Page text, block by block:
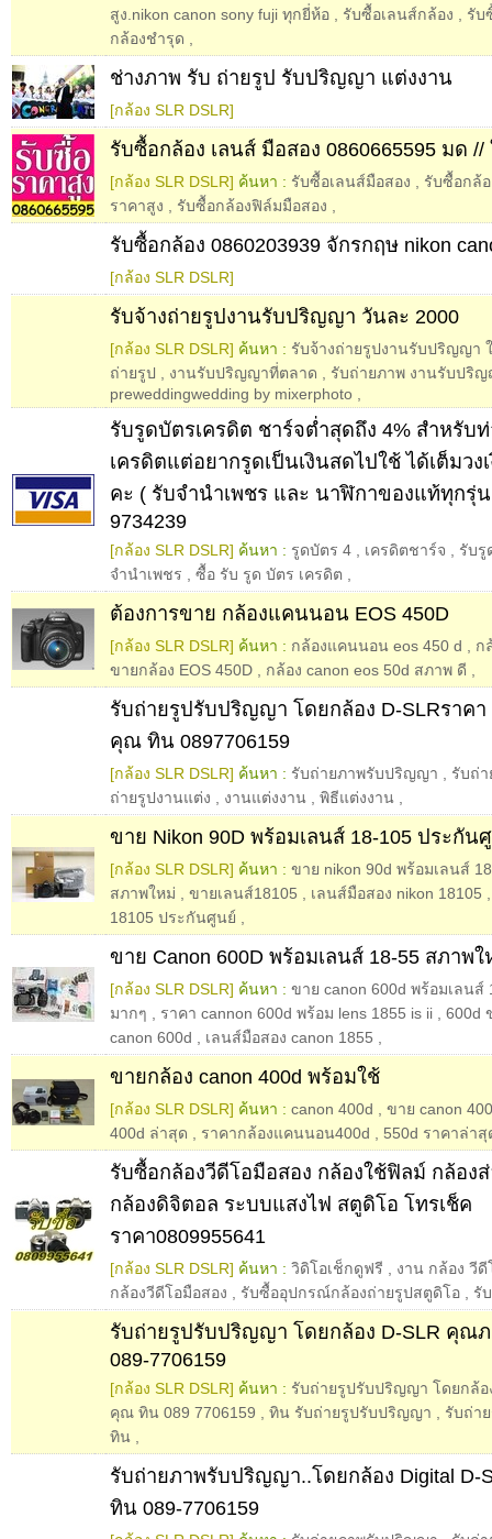
สูง.nikon canon sony fuji ทุกยี่ห้อ
รับซื้อเลนส์กล้อง
รับ
กล้องชำรุด
ช่างภาพ รับ ถ่ายรูป รับปริญญา แต่งงาน
[กล้อง SLR DSLR]
รับซื้อกล้อง เลนส์ มือสอง 0860665595 มด //
[กล้อง SLR DSLR] ค้นหา : รับซื้อเลนส์มือสอง
รับซื้อกล้
ราคาสูง
รับซื้อกล้องฟิล์มมือสอง
รับซื้อกล้อง 0860203939 จักรกฤษ nikon
[กล้อง SLR DSLR]
รับจ้างถ่ายรูปงานรับปริญญา วันละ 2000
[กล้อง SLR DSLR] ค้นหา : รับจ้างถ่ายรูปงานรับปริญญา
ถ่ายรูป
งานรับปริญญาที่ตลาด
รับถ่ายภาพ งานรับปริ
preweddingwedding by mixerphoto
รับรูดบัตรเครดิต ชาร์จต่ำสุดถึง 4% สำหรับ
เครดิตแต่อยากรูดเป็นเงินสดไปใช้ ได้เต็มวง
คะ ( รับจำนำเพชร และ นาฬิกาของแท้ทุกรุ่น
9734239
[กล้อง SLR DSLR] ค้นหา : รูดบัตร 4 เครดิตชาร์จ
รับรู
จำนำเพชร
ซื้อ รับ รูด บัตร เครดิต
ต้องการขาย กล้องแคนนอน EOS 450D
[กล้อง SLR DSLR] ค้นหา : กล้องแคนนอน eos 450 d
ก
ขายกล้อง EOS 450D
กล้อง canon eos 50d สภาพ ดี
รับถ่ายรูปรับปริญญา โดยกล้อง D-SLRราคา
คุณ ทิน 0897706159
[กล้อง SLR DSLR] ค้นหา : รับถ่ายภาพรับปริญญา
รับถ่
ถ่ายรูปงานแต่ง
งานแต่งงาน พิธีแต่งงาน
ขาย Nikon 90D พร้อมเลนส์ 18-105 ประกั
[กล้อง SLR DSLR] ค้นหา : ขาย nikon 90d พร้อมเลนส์
สภาพใหม่
ขายเลนส์18105 เลนส์มือสอง nikon 18105
18105 ประกันศูนย์
ขาย Canon 600D พร้อมเลนส์ 18-55 สภาพ
[กล้อง SLR DSLR] ค้นหา : ขาย canon 600d พร้อมเลนส์
มากๆ
ราคา cannon 600d พร้อม lens 1855 is ii
600d
canon 600d
เลนส์มือสอง canon 1855
ขายกล้อง canon 400d พร้อมใช้
[กล้อง SLR DSLR] ค้นหา : canon 400d
ขาย canon
400d ล่าสุด
ราคากล้องแคนนอน400d 550d ราคาล่าสุ
รับซื้อกล้องวีดีโอมือสอง กล้องใช้ฟิลม์ กล้องส่
กล้องดิจิตอล ระบบแสงไฟ สตูดิโอ โทรเช็ค
ราคา0809955641
[กล้อง SLR DSLR] ค้นหา : วิดิโอเช็กดูฟรี
งาน กล้อง วีดี
กล้องวีดีโอมือสอง
รับซื้ออุปกรณ์กล้องถ่ายรูปสตูดิโอ รั
รับถ่ายรูปรับปริญญา โดยกล้อง D-SLR คุณ
089-7706159
[กล้อง SLR DSLR] ค้นหา : รับถ่ายรูปรับปริญญา โดยกล้
คุณ ทิน 089 7706159
ทิน รับถ่ายรูปรับปริญญา
รับถ่า
ทิน
รับถ่ายภาพรับปริญญา..โดยกล้อง Digital
ทิน 089-7706159